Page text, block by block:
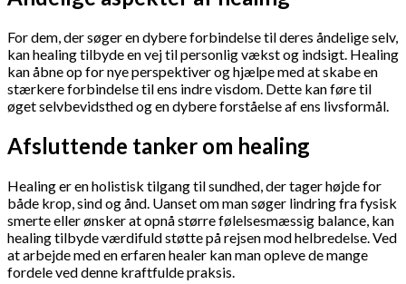
For dem, der søger en dybere forbindelse til deres åndelige selv,
kan healing tilbyde en vej til personlig vækst og indsigt. Healing
kan åbne op for nye perspektiver og hjælpe med at skabe en
stærkere forbindelse til ens indre visdom. Dette kan føre til
øget selvbevidsthed og en dybere forståelse af ens livsformål.
Afsluttende tanker om healing
Healing er en holistisk tilgang til sundhed, der tager højde for
både krop, sind og ånd. Uanset om man søger lindring fra fysisk
smerte eller ønsker at opnå større følelsesmæssig balance, kan
healing tilbyde værdifuld støtte på rejsen mod helbredelse. Ved
at arbejde med en erfaren healer kan man opleve de mange
fordele ved denne kraftfulde praksis.